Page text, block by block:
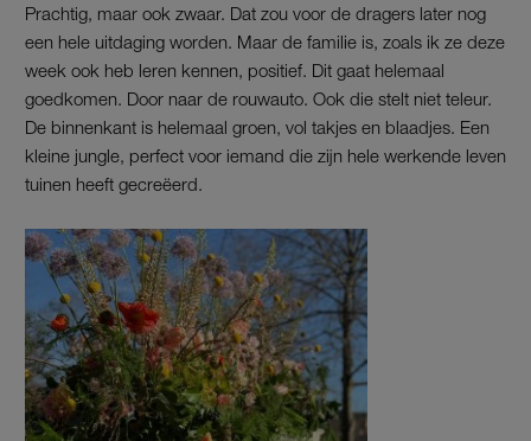
Prachtig, maar ook zwaar. Dat zou voor de dragers later nog
een hele uitdaging worden. Maar de familie is, zoals ik ze deze
week ook heb leren kennen, positief. Dit gaat helemaal
goedkomen. Door naar de rouwauto. Ook die stelt niet teleur.
De binnenkant is helemaal groen, vol takjes en blaadjes. Een
kleine jungle, perfect voor iemand die zijn hele werkende leven
tuinen heeft gecreëerd.